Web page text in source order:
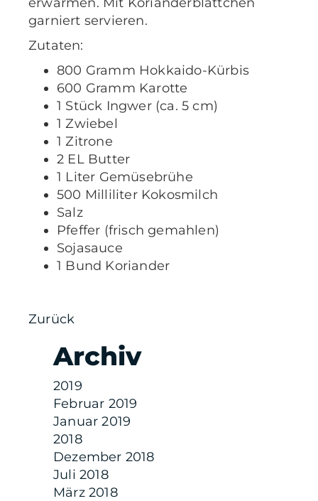
garniert servieren.
Zutaten:
800 Gramm Hokkaido-Kürbis
600 Gramm Karotte
1 Stück Ingwer (ca. 5 cm)
1 Zwiebel
1 Zitrone
2 EL Butter
1 Liter Gemüsebrühe
500 Milliliter Kokosmilch
Salz
Pfeffer (frisch gemahlen)
Sojasauce
1 Bund Koriander
Zurück
Archiv
2019
Februar 2019
Januar 2019
2018
Dezember 2018
Juli 2018
März 2018